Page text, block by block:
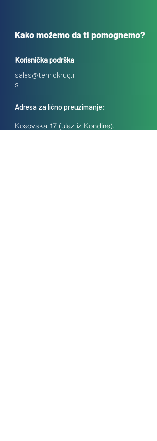
Kako možemo da ti pomognemo?
Korisnička podrška
sales@tehnokrug.r
s
Adresa za lično preuzimanje:
Kosovska 17 (ulaz iz Kondine),